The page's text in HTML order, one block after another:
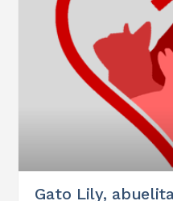
Gato Lily,